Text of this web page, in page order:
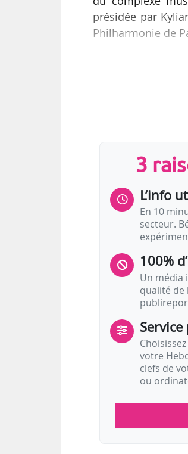
présidée par
Philharmonie de
Philharmonie de
Rachel Marks et
des enfants à la
3
L’info
En 10
secteur.
100%
Un média
qualité de
votre
clefs de
ou